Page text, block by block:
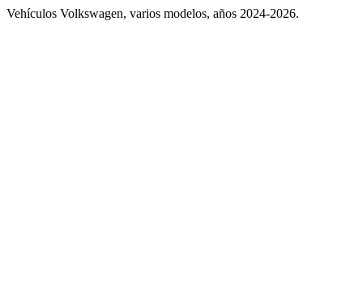
Vehículos Volkswagen, varios modelos, años 2024-2026.